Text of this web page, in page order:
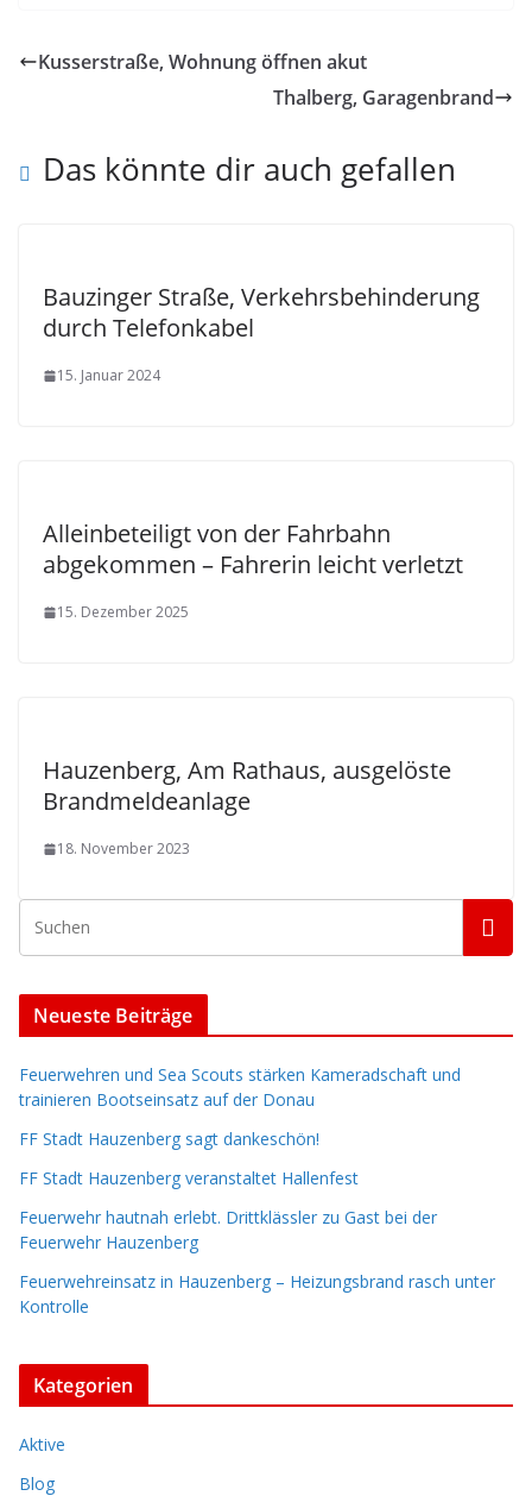
Kusserstraße, Wohnung öffnen akut
Thalberg, Garagenbrand
Das könnte dir auch gefallen
Bauzinger Straße, Verkehrsbehinderung
durch Telefonkabel
15. Januar 2024
Alleinbeteiligt von der Fahrbahn
abgekommen – Fahrerin leicht verletzt
15. Dezember 2025
Hauzenberg, Am Rathaus, ausgelöste
Brandmeldeanlage
18. November 2023
Neueste Beiträge
Feuerwehren und Sea Scouts stärken Kameradschaft und
trainieren Bootseinsatz auf der Donau
FF Stadt Hauzenberg sagt dankeschön!
FF Stadt Hauzenberg veranstaltet Hallenfest
Feuerwehr hautnah erlebt. Drittklässler zu Gast bei der
Feuerwehr Hauzenberg
Feuerwehreinsatz in Hauzenberg – Heizungsbrand rasch unter
Kontrolle
Kategorien
Aktive
Blog